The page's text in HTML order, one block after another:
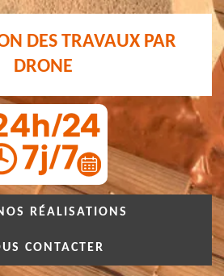
DES TRAVAUX PAR
DRONE
RÉALISATIONS
CONTACTER